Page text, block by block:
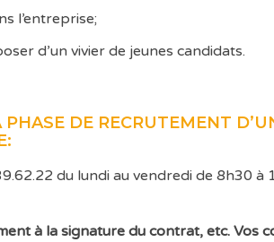
l’entreprise;
d’un vivier de jeunes candidats.
DE RECRUTEMENT
du lundi au vendredi de 8h30 à
à la signature du contrat, etc. Vos